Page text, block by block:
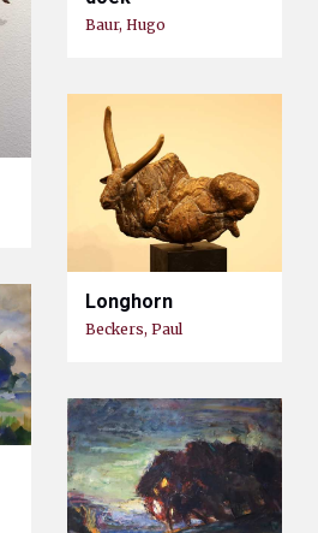
Baur, Hugo
Longhorn
Beckers, Paul